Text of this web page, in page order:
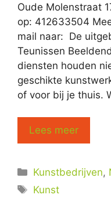
Oude Molenstraat
op: 412633504
mail naar: De
Teunissen
diensten houden
geschikte
of voor bij je thuis.
Lees meer
Categorieën
Kunstbedrijven,
Tags
Kunst